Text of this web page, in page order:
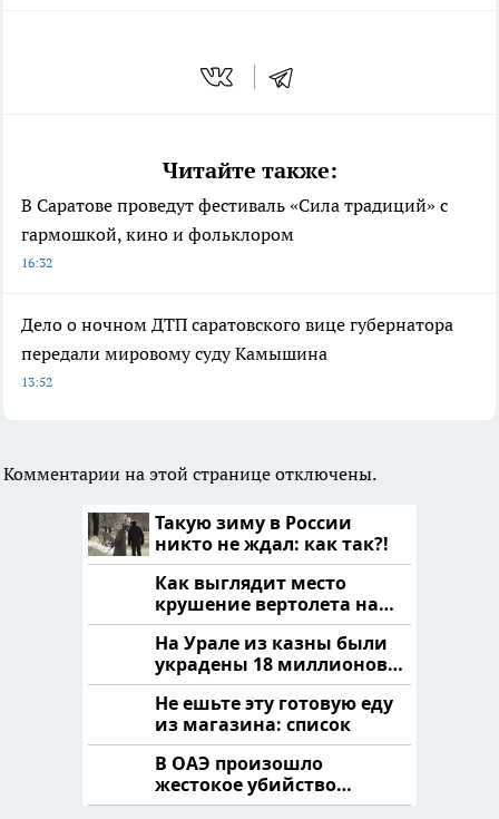
Читайте также:
В Саратове проведут фестиваль «Сила традиций» с
гармошкой, кино и фольклором
16:32
Дело о ночном ДТП саратовского вице губернатора
передали мировому суду Камышина
13:52
Комментарии на этой странице отключены.
Такую зиму в России
никто не ждал: как так?!
Как выглядит место
крушение вертолета на
Кавказе: смотреть
На Урале из казны были
украдены 18 миллионов
рублей
Не ешьте эту готовую еду
из магазина: список
В ОАЭ произошло
жестокое убийство
криптомиллионера